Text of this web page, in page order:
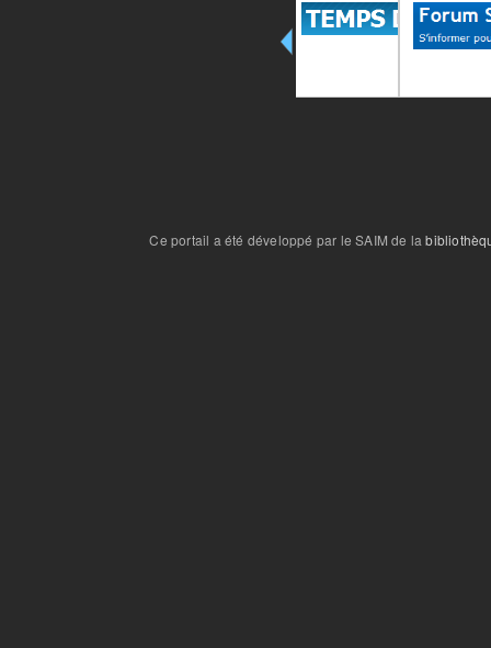
Ce portail a été développé par le SAIM de la